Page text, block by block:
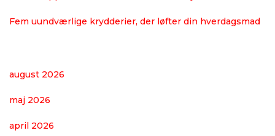
Fem uundværlige krydderier, der løfter din hverdagsmad
august 2026
maj 2026
april 2026